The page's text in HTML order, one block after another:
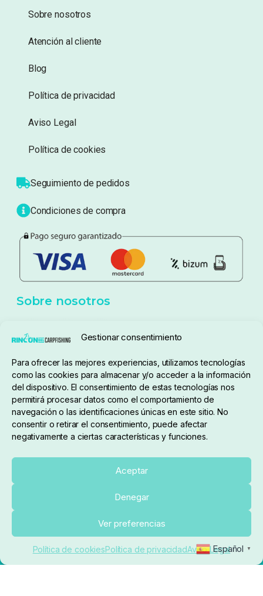
Gestionar consentimiento
Para ofrecer las mejores experiencias, utilizamos tecnologías
como las cookies para almacenar y/o acceder a la información
del dispositivo. El consentimiento de estas tecnologías nos
permitirá procesar datos como el comportamiento de
navegación o las identificaciones únicas en este sitio. No
consentir o retirar el consentimiento, puede afectar
negativamente a ciertas características y funciones.
Aceptar
Denegar
Ver preferencias
Política de cookiesPolítica de privacidadAviso Legal
deseos
Información
Sobre nosotros
Atención al cliente
Blog
Política de privacidad
Aviso Legal
Sobre nosotros
910 824 923
Lunes a Viernes de 10:00 a 14:00 horas y 17:00 a
Español ▼